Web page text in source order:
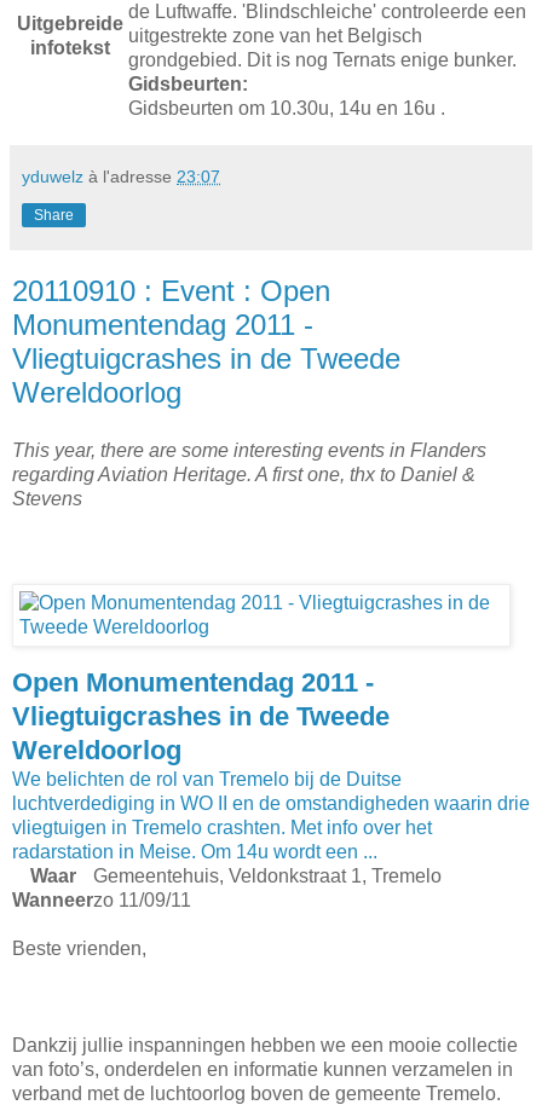
Uitgebreide
infotekst
de Luftwaffe. 'Blindschleiche' controleerde een
uitgestrekte zone van het Belgisch
grondgebied. Dit is nog Ternats enige bunker.
Gidsbeurten:
Gidsbeurten om 10.30u, 14u en 16u .
yduwelz à l'adresse 23:07
Share
20110910 : Event : Open
Monumentendag 2011 -
Vliegtuigcrashes in de Tweede
Wereldoorlog
This year, there are some interesting events in Flanders
regarding Aviation Heritage. A first one, thx to Daniel &
Stevens
Open Monumentendag 2011 -
Vliegtuigcrashes in de Tweede
Wereldoorlog
We belichten de rol van Tremelo bij de Duitse
luchtverdediging in WO II en de omstandigheden waarin drie
vliegtuigen in Tremelo crashten. Met info over het
radarstation in Meise. Om 14u wordt een ...
Waar
Gemeentehuis, Veldonkstraat 1, Tremelo
Wanneerzo 11/09/11
Beste vrienden,
Dankzij jullie inspanningen hebben we een mooie collectie
van foto’s, onderdelen en informatie kunnen verzamelen in
verband met de luchtoorlog boven de gemeente Tremelo.